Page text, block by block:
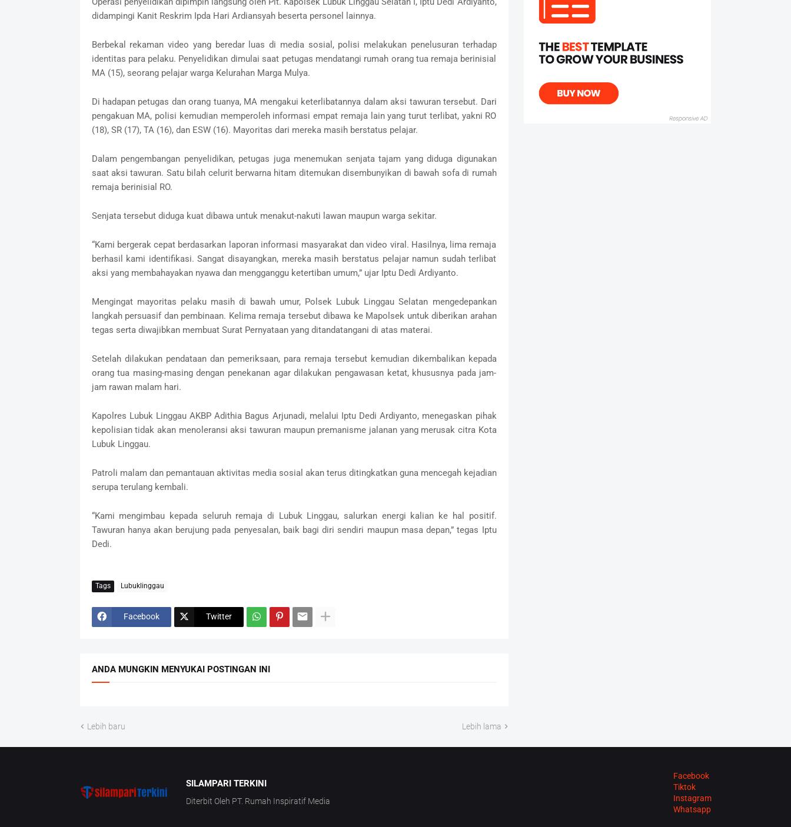
didampingi Kanit Reskrim Ipda Hari Ardiansyah beserta personel lainnya.
Berbekal rekaman video yang beredar luas di media sosial, polisi melakukan penelusuran terhadap
identitas para pelaku. Penyelidikan dimulai saat petugas mendatangi rumah orang tua remaja berinisial
MA (15), seorang pelajar warga Kelurahan Marga Mulya.
Di hadapan petugas dan orang tuanya, MA mengakui keterlibatannya dalam aksi tawuran tersebut. Dari
pengakuan MA, polisi kemudian memperoleh informasi empat remaja lain yang turut terlibat, yakni RO
(18), SR (17), TA (16), dan ESW (16). Mayoritas dari mereka masih berstatus pelajar.
Dalam pengembangan penyelidikan, petugas juga menemukan senjata tajam yang diduga digunakan
saat aksi tawuran. Satu bilah celurit berwarna hitam ditemukan disembunyikan di bawah sofa di rumah
remaja berinisial RO.
Senjata tersebut diduga kuat dibawa untuk menakut-nakuti lawan maupun warga sekitar.
“Kami bergerak cepat berdasarkan laporan informasi masyarakat dan video viral. Hasilnya, lima remaja
berhasil kami identifikasi. Sangat disayangkan, mereka masih berstatus pelajar namun sudah terlibat
aksi yang membahayakan nyawa dan mengganggu ketertiban umum,” ujar Iptu Dedi Ardiyanto.
Mengingat mayoritas pelaku masih di bawah umur, Polsek Lubuk Linggau Selatan mengedepankan
langkah persuasif dan pembinaan. Kelima remaja tersebut dibawa ke Mapolsek untuk diberikan arahan
tegas serta diwajibkan membuat Surat Pernyataan yang ditandatangani di atas materai.
Setelah dilakukan pendataan dan pemeriksaan, para remaja tersebut kemudian dikembalikan kepada
orang tua masing-masing dengan penekanan agar dilakukan pengawasan ketat, khususnya pada jam-
jam rawan malam hari.
Kapolres Lubuk Linggau AKBP Adithia Bagus Arjunadi, melalui Iptu Dedi Ardiyanto, menegaskan pihak
kepolisian tidak akan menoleransi aksi tawuran maupun premanisme jalanan yang merusak citra Kota
Lubuk Linggau.
Patroli malam dan pemantauan aktivitas media sosial akan terus ditingkatkan guna mencegah kejadian
serupa terulang kembali.
“Kami mengimbau kepada seluruh remaja di Lubuk Linggau, salurkan energi kalian ke hal positif.
Tawuran hanya akan berujung pada penyesalan, baik bagi diri sendiri maupun masa depan,” tegas Iptu
Dedi.
Tags Lubuklinggau
Facebook Twitter
ANDA MUNGKIN MENYUKAI POSTINGAN INI
Lebih baru Lebih lama
SILAMPARI TERKINI
Diterbit Oleh PT. Rumah Inspiratif Media
Facebook
Tiktok
Instagram
Whatsapp